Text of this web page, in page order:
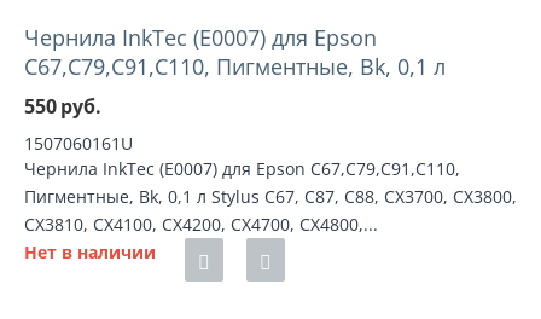
Чернила InkTec (E0007) для Epson
C67,C79,C91,C110, Пигментные, Bk, 0,1 л
550руб.
1507060161U
Чернила InkTec (E0007) для Epson C67,C79,C91,C110,
Пигментные, Bk, 0,1 л Stylus C67, C87, C88, CX3700, CX3800,
CX3810, CX4100, CX4200, CX4700, CX4800,...
Нет в наличии